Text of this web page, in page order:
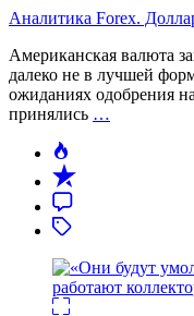
Аналитика Forex.
Американская валюта
далеко не в лучшей
ожиданиях одобрения
принялись …